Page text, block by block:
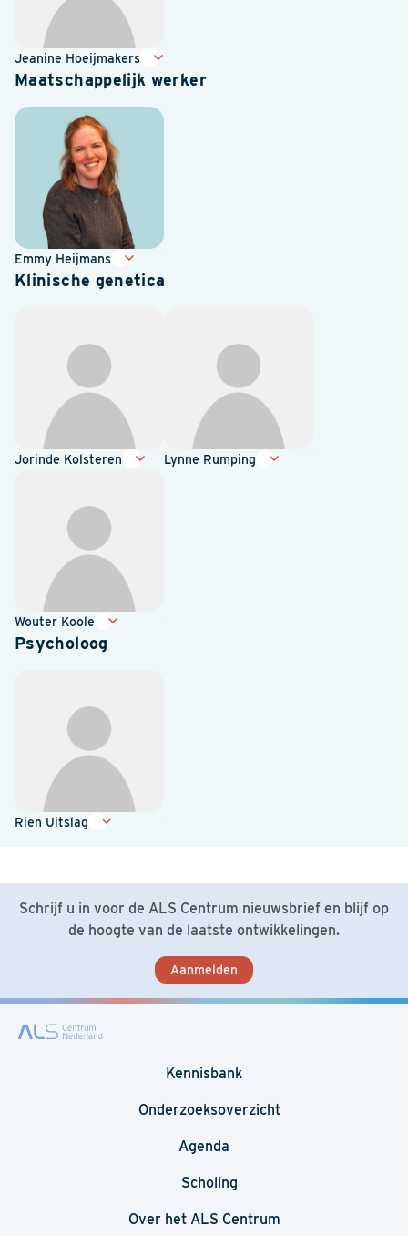
Jeanine Hoeijmakers
Maatschappelijk werker
Emmy Heijmans
Klinische genetica
Jorinde Kolsteren Lynne Rumping
Wouter Koole
Psycholoog
Rien Uitslag
Schrijf u in voor de ALS Centrum nieuwsbrief en blijf op
de hoogte van de laatste ontwikkelingen.
Aanmelden
Kennisbank
Onderzoeksoverzicht
Agenda
Scholing
Over het ALS Centrum